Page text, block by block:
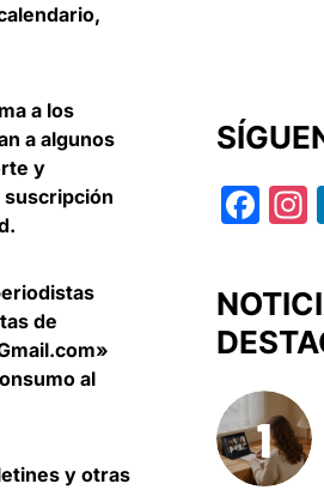
a los
a algunos
y
suscripción
de
al
y otras